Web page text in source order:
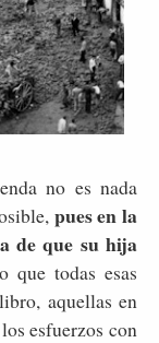
no es nada
pues en la
de que su hija
que todas esas
aquellas en
esfuerzos con